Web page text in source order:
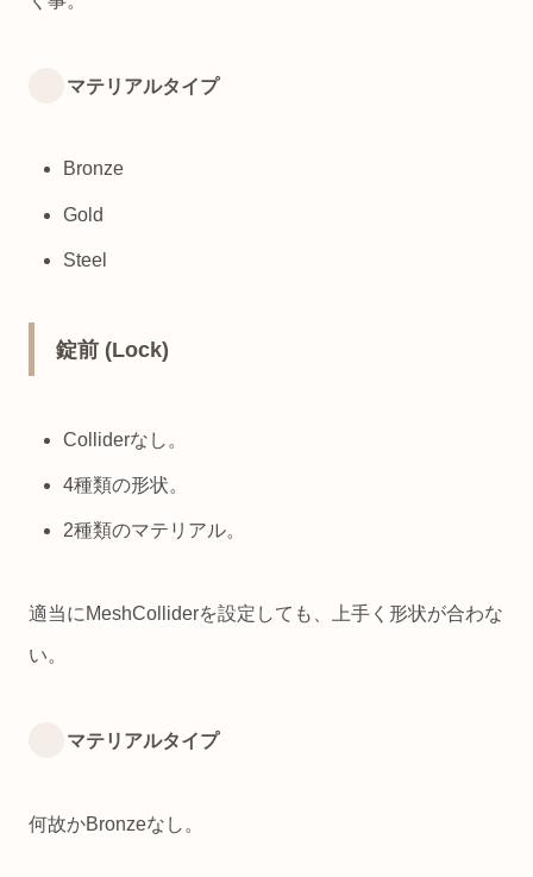
マテリアルタイプ
Bronze
Gold
Steel
錠前 (Lock)
Colliderなし。
4種類の形状。
2種類のマテリアル。
適当にMeshColliderを設定しても、上手く形状が合わな
い。
マテリアルタイプ
何故かBronzeなし。